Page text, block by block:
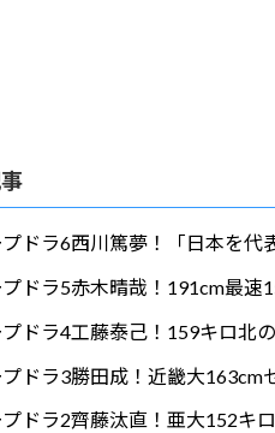
プドラ6西川篤夢！「日本を代
プドラ5赤木晴哉！191cm最速
プドラ4工藤泰己！159キロ北
プドラ3勝田成！近畿大163cm
プドラ2齊藤汰直！亜大152キ